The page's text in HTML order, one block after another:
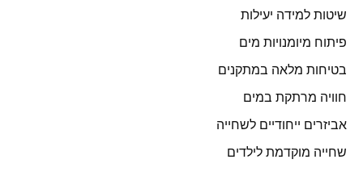
שיטות למידה יעילות
פיתוח מיומנויות מים
בטיחות מלאה במתקנים
חוויה מרתקת במים
אביזרים ייחודיים לשחייה
שחייה מוקדמת לילדים